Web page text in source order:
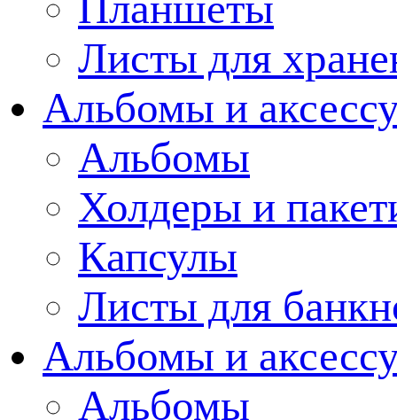
Листы для
Альбомы и
Альбомы
Холдеры и
Капсулы
Листы для
Альбомы и
Альбомы